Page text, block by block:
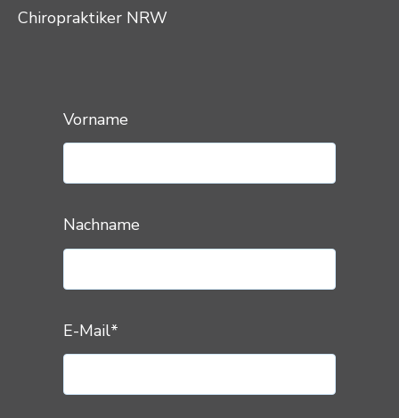
Chiropraktiker NRW
Vorname
Nachname
E-Mail*